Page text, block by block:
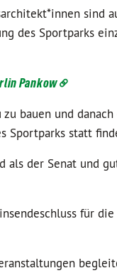
sind
des Sportparks
Pankow
bauen und
Sportparks statt
der Senat und
für